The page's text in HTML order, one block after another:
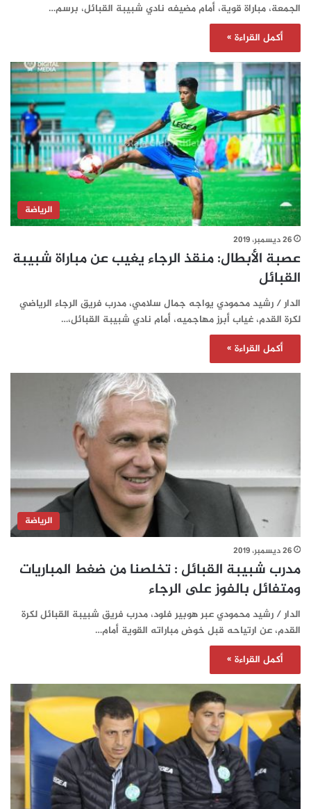
الجمعة، مباراة قوية، أمام مضيفه نادي شبيبة القبائل، برسم…
أكمل القراءة »
الرياضة
26 ديسمبر، 2019
عصبة الأبطال: منقذ الرجاء يغيب عن مباراة شبيبة
القبائل
الدار / رشيد محمودي يواجه جمال سلامي، مدرب فريق الرجاء الرياضي
لكرة القدم، غياب أبرز مهاجميه، أمام نادي شبيبة القبائل،…
أكمل القراءة »
الرياضة
26 ديسمبر، 2019
مدرب شبيبة القبائل : تخلصنا من ضغط المباريات
ومتفائل بالفوز على الرجاء
الدار / رشيد محمودي عبر هوبير فلود، مدرب فريق شبيبة القبائل لكرة
القدم، عن ارتياحه قبل خوض مباراته القوية أمام…
أكمل القراءة »